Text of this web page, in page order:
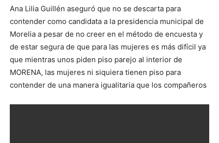
Ana Lilia Guillén aseguró que no se descarta para
contender como candidata a la presidencia municipal de
Morelia a pesar de no creer en el método de encuesta y
de estar segura de que para las mujeres es más difícil ya
que mientras unos piden piso parejo al interior de
MORENA, las mujeres ni siquiera tienen piso para
contender de una manera igualitaria que los compañeros